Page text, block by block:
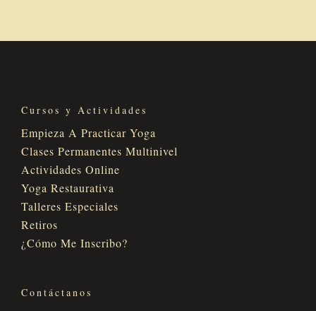
Cursos y Actividades
Empieza A Practicar Yoga
Clases Permanentes Multinivel
Actividades Online
Yoga Restaurativa
Talleres Especiales
Retiros
¿Cómo Me Inscribo?
Contáctanos